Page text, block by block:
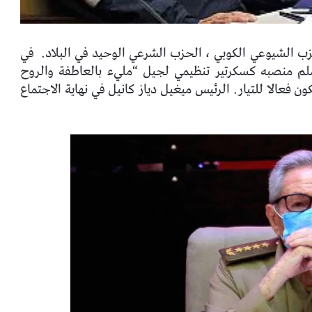
الشيوعي الكوبي ، الحزب الشرعي الوحيد في البلاد. في
منصبه كسكرتير تنظيمي لجيل “مليء بالعاطفة والروح
فعالا للتيار. الرئيس ميغيل دياز كانيل في نهاية الاجتماع